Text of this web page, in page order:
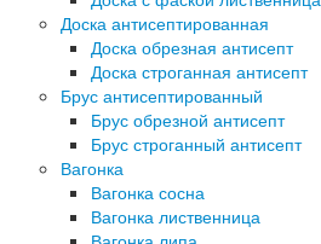
Доска антисептированная
Доска обрезная антисепт
Доска строганная антисепт
Брус антисептированный
Брус обрезной антисепт
Брус строганный антисепт
Вагонка
Вагонка сосна
Вагонка лиственница